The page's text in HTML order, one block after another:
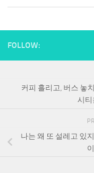
FOLLOW:
커피 흘리고, 버스 놓
시티
나는 왜 또 설레고 있